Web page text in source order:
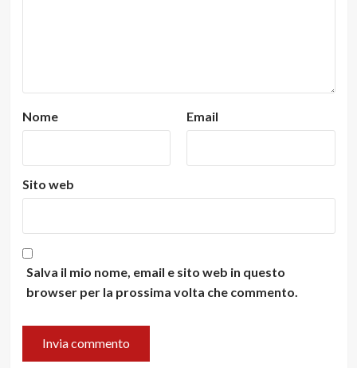
Nome Email
Sito web
Salva il mio nome, email e sito web in questo
browser per la prossima volta che commento.